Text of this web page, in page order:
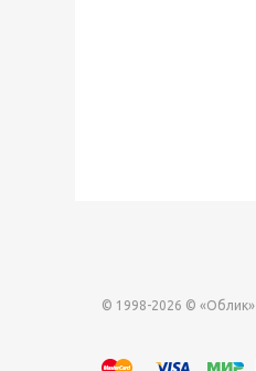
© 1998-2026 © «Облик»